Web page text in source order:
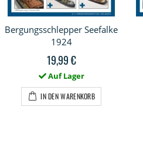
Bergungsschlepper Seefalke
1924
19,99 €
Auf Lager
IN DEN WARENKORB